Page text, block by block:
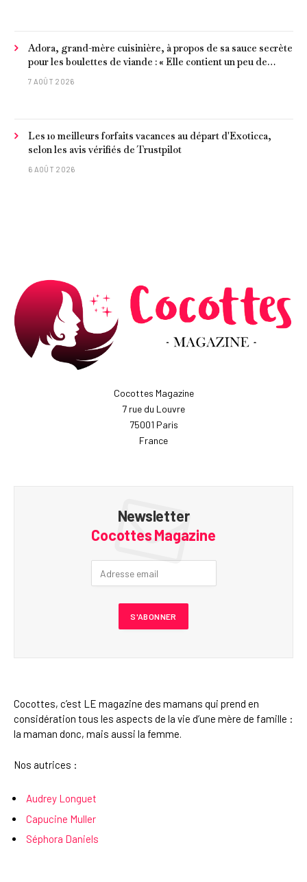
Adora, grand-mère cuisinière, à propos de sa sauce secrète
pour les boulettes de viande : « Elle contient un peu de
curcuma, du poivre, une poignée d'amandes et des tomates
7 AOÛT 2026
Les 10 meilleurs forfaits vacances au départ d'Exoticca,
selon les avis vérifiés de Trustpilot
6 AOÛT 2026
Cocottes Magazine
7 rue du Louvre
75001 Paris
France
Newsletter
Cocottes Magazine
Cocottes, c’est LE magazine des mamans qui prend en
considération tous les aspects de la vie d’une mère de famille :
la maman donc, mais aussi la femme.
Nos autrices :
Audrey Longuet
Capucine Muller
Séphora Daniels